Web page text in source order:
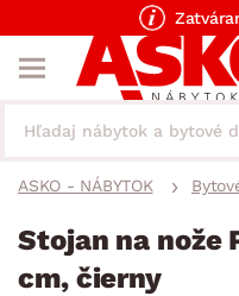
ASKO - NÁBYTOK
Stojan na nože
cm, čierny